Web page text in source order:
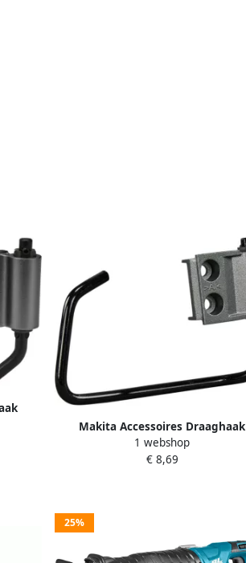
Makita Accessoires Draaghaak
reciprozaag 122B85-9
1 webshop
€ 8,69
25%